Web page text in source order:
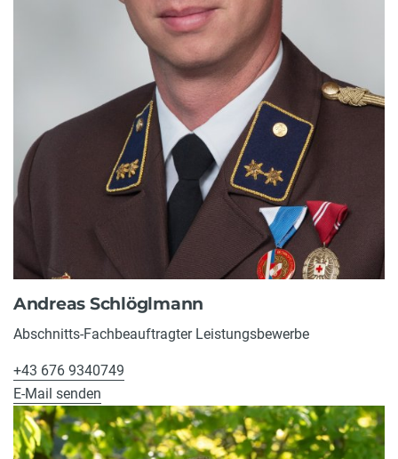
Andreas Schlöglmann
Abschnitts-Fachbeauftragter Leistungsbewerbe
+43 676 9340749
E-Mail senden